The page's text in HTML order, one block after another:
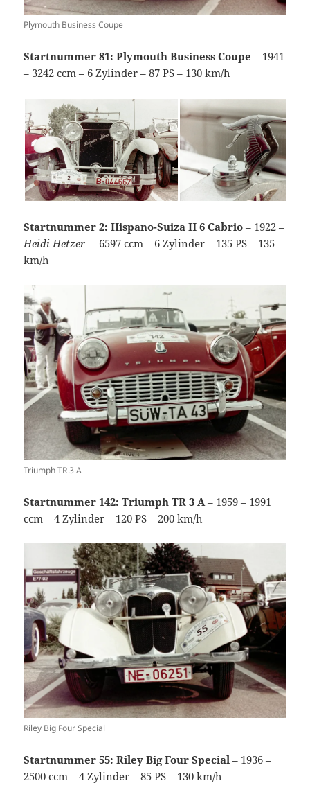
Plymouth Business Coupe
Startnummer 81: Plymouth Business Coupe – 1941
– 3242 ccm – 6 Zylinder – 87 PS – 130 km/h
Startnummer 2: Hispano-Suiza H 6 Cabrio – 1922 –
Heidi Hetzer – ´6597 ccm – 6 Zylinder – 135 PS – 135
km/h
Triumph TR 3 A
Startnummer 142: Triumph TR 3 A – 1959 – 1991
ccm – 4 Zylinder – 120 PS – 200 km/h
Riley Big Four Special
Startnummer 55: Riley Big Four Special – 1936 –
2500 ccm – 4 Zylinder – 85 PS – 130 km/h